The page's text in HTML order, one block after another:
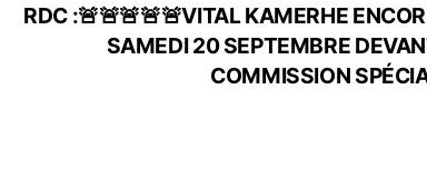
RDC :🚨🚨🚨🚨🚨VITAL KAMERHE
SAMEDI 20 SEPTEMBRE
COMMISSION